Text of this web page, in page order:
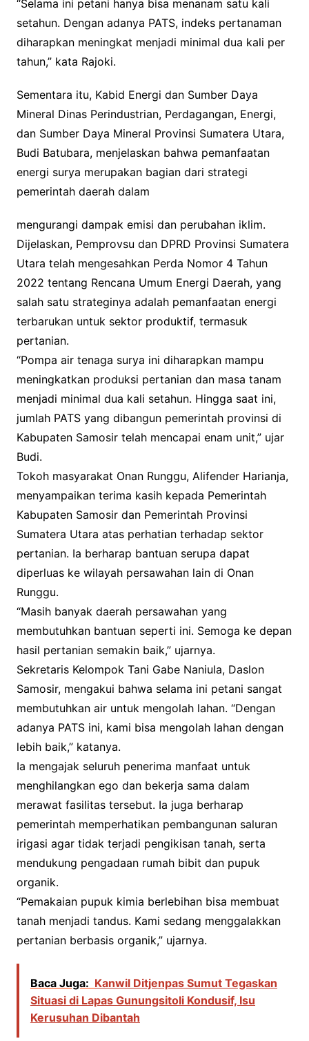
“Selama ini petani hanya bisa menanam satu kali
setahun. Dengan adanya PATS, indeks pertanaman
diharapkan meningkat menjadi minimal dua kali per
tahun,” kata Rajoki.
Sementara itu, Kabid Energi dan Sumber Daya
Mineral Dinas Perindustrian, Perdagangan, Energi,
dan Sumber Daya Mineral Provinsi Sumatera Utara,
Budi Batubara, menjelaskan bahwa pemanfaatan
energi surya merupakan bagian dari strategi
pemerintah daerah dalam
mengurangi dampak emisi dan perubahan iklim.
Dijelaskan, Pemprovsu dan DPRD Provinsi Sumatera
Utara telah mengesahkan Perda Nomor 4 Tahun
2022 tentang Rencana Umum Energi Daerah, yang
salah satu strateginya adalah pemanfaatan energi
terbarukan untuk sektor produktif, termasuk
pertanian.
“Pompa air tenaga surya ini diharapkan mampu
meningkatkan produksi pertanian dan masa tanam
menjadi minimal dua kali setahun. Hingga saat ini,
jumlah PATS yang dibangun pemerintah provinsi di
Kabupaten Samosir telah mencapai enam unit,” ujar
Budi.
Tokoh masyarakat Onan Runggu, Alifender Harianja,
menyampaikan terima kasih kepada Pemerintah
Kabupaten Samosir dan Pemerintah Provinsi
Sumatera Utara atas perhatian terhadap sektor
pertanian. Ia berharap bantuan serupa dapat
diperluas ke wilayah persawahan lain di Onan
Runggu.
“Masih banyak daerah persawahan yang
membutuhkan bantuan seperti ini. Semoga ke depan
hasil pertanian semakin baik,” ujarnya.
Sekretaris Kelompok Tani Gabe Naniula, Daslon
Samosir, mengakui bahwa selama ini petani sangat
membutuhkan air untuk mengolah lahan. “Dengan
adanya PATS ini, kami bisa mengolah lahan dengan
lebih baik,” katanya.
Ia mengajak seluruh penerima manfaat untuk
menghilangkan ego dan bekerja sama dalam
merawat fasilitas tersebut. Ia juga berharap
pemerintah memperhatikan pembangunan saluran
irigasi agar tidak terjadi pengikisan tanah, serta
mendukung pengadaan rumah bibit dan pupuk
organik.
“Pemakaian pupuk kimia berlebihan bisa membuat
tanah menjadi tandus. Kami sedang menggalakkan
pertanian berbasis organik,” ujarnya.
Baca Juga: Kanwil Ditjenpas Sumut Tegaskan
Situasi di Lapas Gunungsitoli Kondusif, Isu
Kerusuhan Dibantah